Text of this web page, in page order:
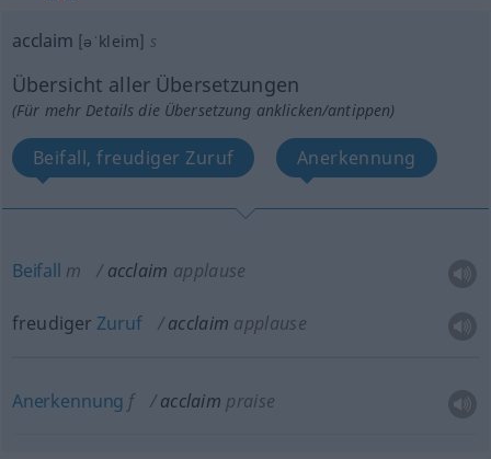
acclaim [əˈkleim] s
Übersicht aller Übersetzungen
(Für mehr Details die Übersetzung anklicken/antippen)
Beifall, freudiger Zuruf Anerkennung
Beifall m acclaim applause
freudiger Zuruf acclaim applause
Anerkennung f acclaim praise